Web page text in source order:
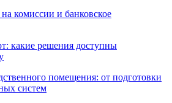
комиссии и банковское
какие решения доступны
помещения: от подготовки
систем